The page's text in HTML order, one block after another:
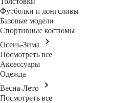
Футболки и лонгсливы
Базовые модели
Спортивные костюмы
Осень-Зима
Посмотреть все
Аксессуары
Одежда
Весна-Лето
Посмотреть все